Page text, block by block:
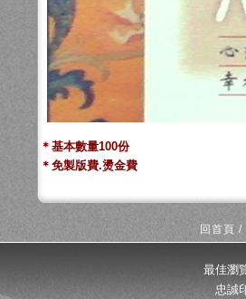
＊基本數量100份
＊免製版費.燙金費
回首頁 /
最佳瀏
忠誠